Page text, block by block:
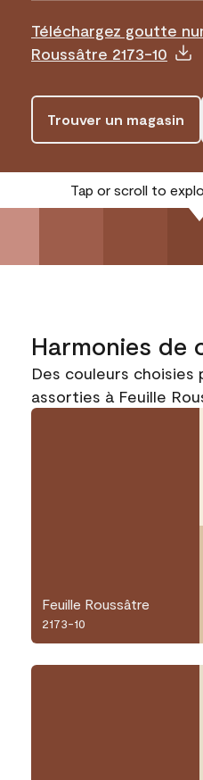
Téléchargez goutte
Roussâtre 2173-10
Trouver un magasin
Tap or scroll to
Harmonies de
Des couleurs
assorties à Feuille
Feuille Roussâtre
2173-10